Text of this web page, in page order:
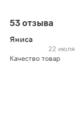
53 отзыва
Яниса
22 июля
Качество товар